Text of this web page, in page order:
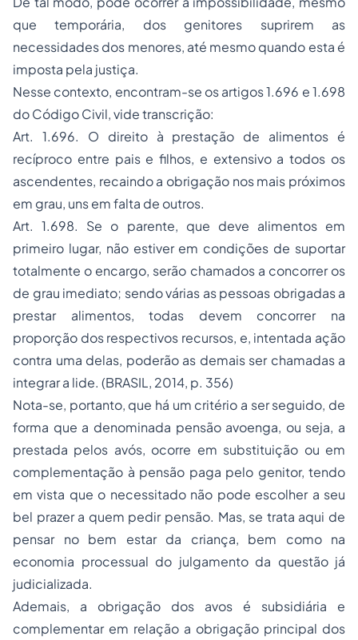
que temporária, dos genitores suprirem as
necessidades dos menores, até mesmo quando esta é
imposta pela justiça.
Nesse contexto, encontram-se os artigos 1.696 e 1.698
do Código Civil, vide transcrição:
Art. 1.696. O direito à prestação de alimentos é
recíproco entre pais e filhos, e extensivo a todos os
ascendentes, recaindo a obrigação nos mais próximos
em grau, uns em falta de outros.
Art. 1.698. Se o parente, que deve alimentos em
primeiro lugar, não estiver em condições de suportar
totalmente o encargo, serão chamados a concorrer os
de grau imediato; sendo várias as pessoas obrigadas a
prestar alimentos, todas devem concorrer na
proporção dos respectivos recursos, e, intentada ação
contra uma delas, poderão as demais ser chamadas a
integrar a lide. (BRASIL, 2014, p. 356)
Nota-se, portanto, que há um critério a ser seguido, de
forma que a denominada pensão avoenga, ou seja, a
prestada pelos avós, ocorre em substituição ou em
complementação à pensão paga pelo genitor, tendo
em vista que o necessitado não pode escolher a seu
bel prazer a quem pedir pensão. Mas, se trata aqui de
pensar no bem estar da criança, bem como na
economia processual do julgamento da questão já
judicializada.
Ademais, a obrigação dos avos é subsidiária e
complementar em relação a obrigação principal dos